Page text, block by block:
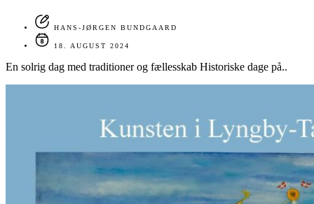
HANS-JØRGEN BUNDGAARD
18. AUGUST 2024
En solrig dag med traditioner og fællesskab Historiske dage på..